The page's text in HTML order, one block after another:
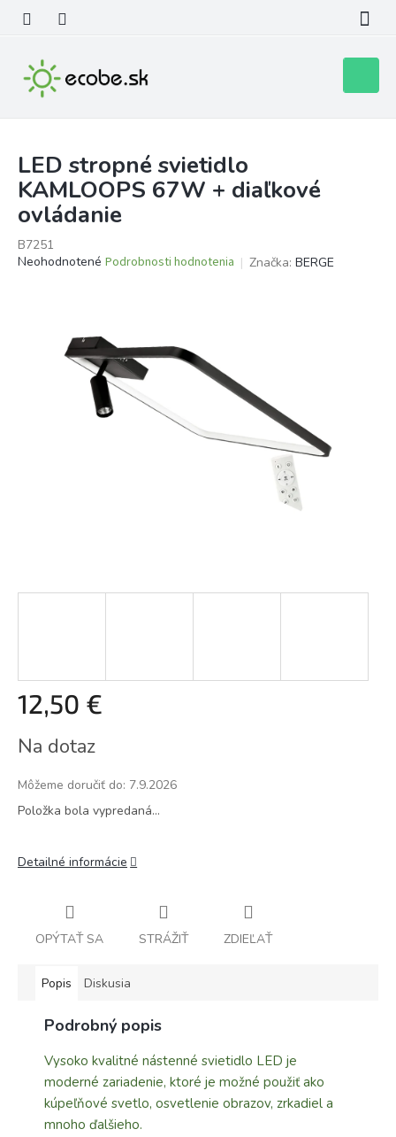
obsah
košík
LED stropné svietidlo
KAMLOOPS 67W + diaľkové
ovládanie
B7251
Priemerné
Neohodnotené Podrobnosti hodnotenia Značka: BERGE
12,50 €
cena:
Na dotaz
Môžeme doručiť do: 7.9.2026
Položka bola vypredaná…
Detailné informácie
OPÝTAŤ SA STRÁŽIŤ ZDIEĽAŤ
Popis Diskusia
Podrobný popis
Vysoko kvalitné nástenné svietidlo LED je
moderné zariadenie, ktoré je možné použiť ako
kúpeľňové svetlo, osvetlenie obrazov, zrkadiel a
mnoho ďalšieho.